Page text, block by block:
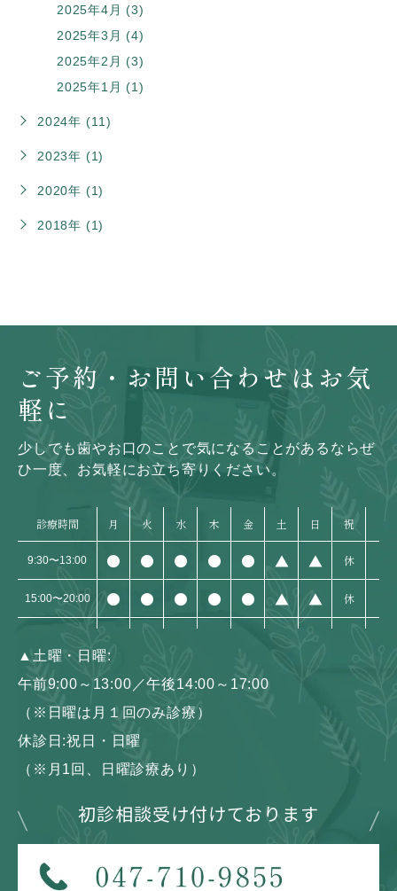
2025年4月 (3)
2025年3月 (4)
2025年2月 (3)
2025年1月 (1)
2024年 (11)
2023年 (1)
2020年 (1)
2018年 (1)
ご予約・お問い合わせはお気
軽に
少しでも歯やお口のことで気になることがあるならぜ
ひ一度、お気軽にお立ち寄りください。
診療時間 月 火 水 木 金 土 日 祝
9:30〜13:00 ● ● ● ● ● ▲ ▲ 休
15:00〜20:00 ● ● ● ● ● ▲ ▲ 休
▲ 土曜・日曜:
午前9:00～13:00／午後14:00～17:00
（※日曜は月１回のみ診療）
休診日:祝日・日曜
（※月1回、日曜診療あり）
初診相談受け付けております